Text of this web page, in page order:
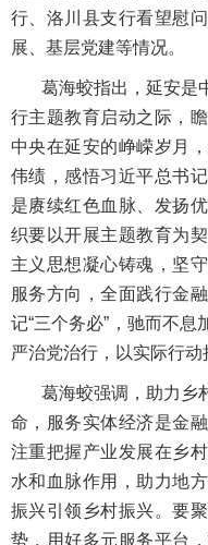
行、洛川县支行看望慰
展、基层党建等情况。
葛海蛟指出，延安是
行主题教育启动之际，
中央在延安的峥嵘岁月
伟绩，感悟习近平总书
是赓续红色血脉、发扬
织要以开展主题教育为
主义思想凝心铸魂，坚
服务方向，全面践行金
记“三个务必”，驰而不
严治党治行，以实际行动
葛海蛟强调，助力乡
命，服务实体经济是金
注重把握产业发展在乡
水和血脉作用，助力地
振兴引领乡村振兴。要
势，用好多元服务平台